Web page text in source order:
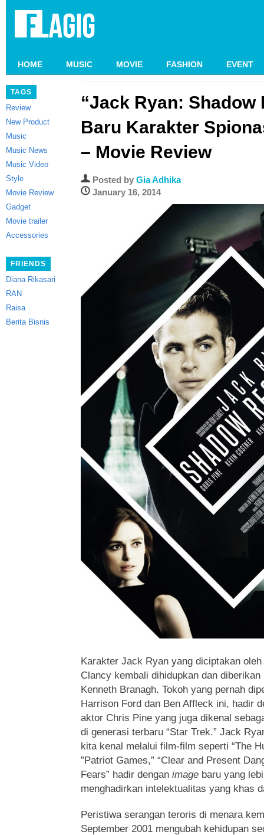
HOME MUSIC MOVIE FASHION EVENT
TAGS
Review
New Product
Music
Music News
Music Video
Style
Movie Review
Gadget
Movie trailer
Accessories
FRIENDS
Diana Rikasari
RAN
Raisa
Berita Bisnis
“Jack Ryan: Shadow
Baru Karakter
– Movie Review
Posted by Gia Adhika
January 16, 2014
Karakter Jack Ryan yang diciptakan
Clancy kembali dihidupkan dan
Kenneth Branagh. Tokoh yang pernah
Harrison Ford dan Ben Affleck ini, hadir
aktor Chris Pine yang juga dikenal
di generasi terbaru “Star Trek.” Jack
kita kenal melalui film-film seperti “The
”Patriot Games,” “Clear and Present
Fears” hadir dengan image baru yang
menghadirkan intelektualitas yang khas
Peristiwa serangan teroris di menara
September 2001 mengubah kehidupan